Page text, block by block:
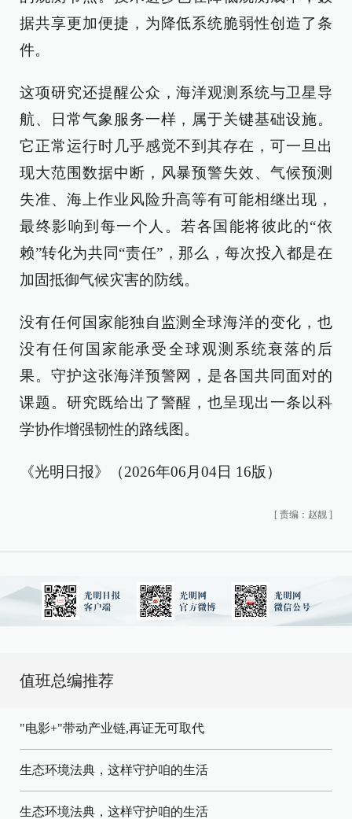
据共享更加便捷，为降低系统脆弱性创造了条
件。
这项研究还提醒公众，海洋观测系统与卫星导
航、日常气象服务一样，属于关键基础设施。
它正常运行时几乎感觉不到其存在，可一旦出
现大范围数据中断，风暴预警失效、气候预测
失准、海上作业风险升高等有可能相继出现，
最终影响到每一个人。若各国能将彼此的“依
赖”转化为共同“责任”，那么，每次投入都是在
加固抵御气候灾害的防线。
没有任何国家能独自监测全球海洋的变化，也
没有任何国家能承受全球观测系统衰落的后
果。守护这张海洋预警网，是各国共同面对的
课题。研究既给出了警醒，也呈现出一条以科
学协作增强韧性的路线图。
《光明日报》（2026年06月04日 16版）
[ 责编：赵靓 ]
值班总编推荐
"电影+"带动产业链,再证无可取代
生态环境法典，这样守护咱的生活
生态环境法典，这样守护咱的生活